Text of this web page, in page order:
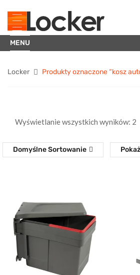
MENU
Locker Produkty oznaczone “kosz
Wyświetlanie wszystkich wyników: 2
Domyślne Sortowanie Pokaż